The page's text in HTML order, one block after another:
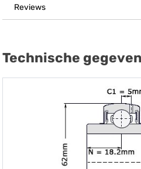
Reviews
Technische